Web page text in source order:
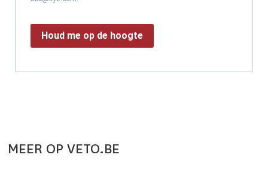
Houd me op de hoogte
MEER OP VETO.BE